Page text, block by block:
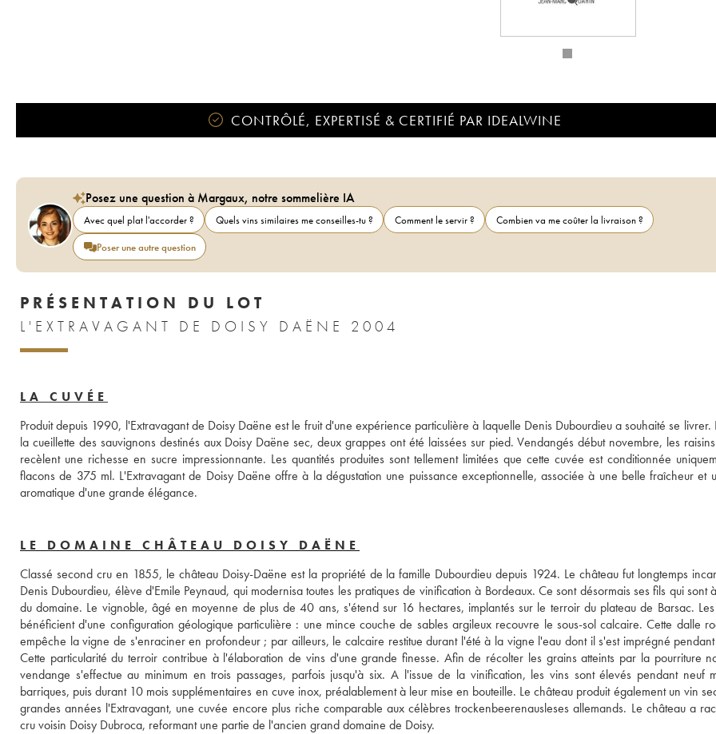
CONTRÔLÉ, EXPERTISÉ & CERTIFIÉ PAR IDEALWINE
Posez une question à Margaux, notre sommelière IA
Avec quel plat l'accorder ? Quels vins similaires me conseilles-tu ? Comment le servir ?
Combien va me coûter la livraison ?
Poser une autre question
PRÉSENTATION DU LOT
L'EXTRAVAGANT DE DOISY DAËNE 2004
LA CUVÉE
Produit depuis 1990, l'Extravagant de Doisy Daëne est le fruit d'une expérience particulière à laquelle Denis Dubourdieu a souhaité se livrer.
la cueillette des sauvignons destinés aux Doisy Daëne sec, deux grappes ont été laissées sur pied. Vendangés début novembre, les
recèlent une richesse en sucre impressionnante. Les quantités produites sont tellement limitées que cette cuvée est conditionnée
flacons de 375 ml. L'Extravagant de Doisy Daëne offre à la dégustation une puissance exceptionnelle, associée à une belle fraîcheur et
aromatique d'une grande élégance.
LE DOMAINE CHÂTEAU DOISY DAËNE
Classé second cru en 1855, le château Doisy-Daëne est la propriété de la famille Dubourdieu depuis 1924. Le château fut longtemps
Denis Dubourdieu, élève d'Emile Peynaud, qui modernisa toutes les pratiques de vinification à Bordeaux. Ce sont désormais ses fils qui sont
du domaine. Le vignoble, âgé en moyenne de plus de 40 ans, s'étend sur 16 hectares, implantés sur le terroir du plateau de Barsac.
bénéficient d'une configuration géologique particulière : une mince couche de sables argileux recouvre le sous-sol calcaire. Cette dalle
empêche la vigne de s'enraciner en profondeur ; par ailleurs, le calcaire restitue durant l'été à la vigne l'eau dont il s'est imprégné
Cette particularité du terroir contribue à l'élaboration de vins d'une grande finesse. Afin de récolter les grains atteints par la pourriture
vendange s'effectue au minimum en trois passages, parfois jusqu'à six. A l'issue de la vinification, les vins sont élevés pendant neuf
barriques, puis durant 10 mois supplémentaires en cuve inox, préalablement à leur mise en bouteille. Le château produit également un vin
grandes années l'Extravagant, une cuvée encore plus riche comparable aux célèbres trockenbeerenausleses allemands. Le château a
cru voisin Doisy Dubroca, reformant une partie de l'ancien grand domaine de Doisy.